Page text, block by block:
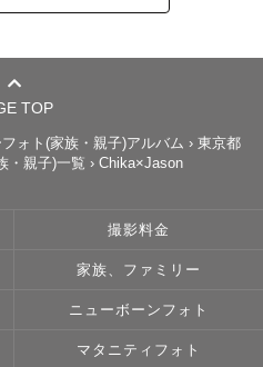
ています。
かじめご了承ください
TOP
ォト(家族・親子)アルバム › 東京都
・親子)一覧 › Chika×Jason
撮影料金
家族、ファミリー
ニューボーンフォト
マタニティフォト